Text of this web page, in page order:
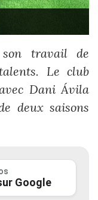
travail de
Le club
Dani Ávila
deux saisons
Google